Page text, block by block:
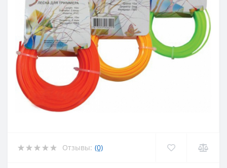
Отзывы: (0)